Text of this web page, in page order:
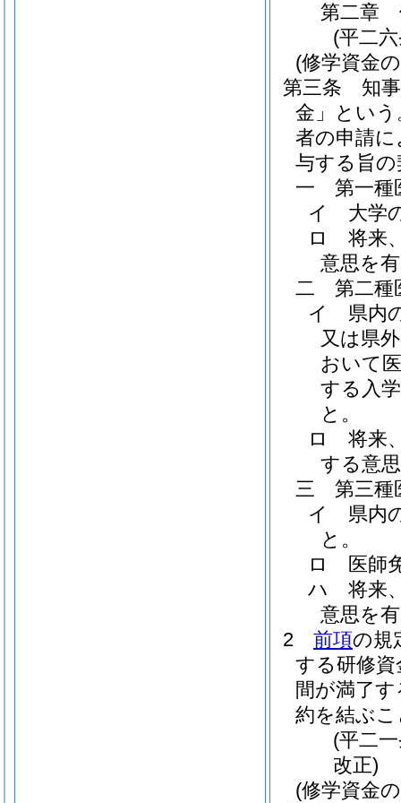
第二章
(平二
(修学資金
第三条
知
金」という
者の申請
与する旨
一
第一種
イ
大学
ロ
将来
意思を
二
第二種
イ
県内
又は県
おいて
する入
と。
ロ
将来
する意
三
第三種
イ
県内
と。
ロ
医師
ハ
将来
意思を
2
前項の規
する研修
間が満了
約を結ぶ
(平二
改正)
(修学資金